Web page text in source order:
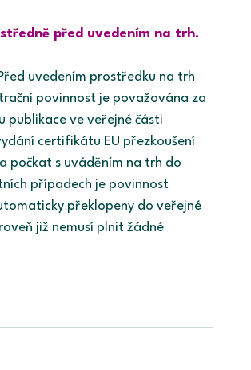
před uvedením na trh.
uvedením prostředku na trh
povinnost je považována za
publikace ve veřejné části
certifikátu EU přezkoušení
počkat s uváděním na trh do
případech je povinnost
překlopeny do veřejné
již nemusí plnit žádné